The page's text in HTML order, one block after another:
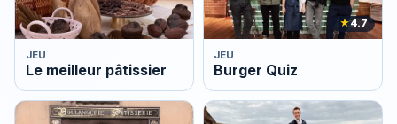
JEU
Le meilleur pâtissier
★4.7
JEU
Burger Quiz